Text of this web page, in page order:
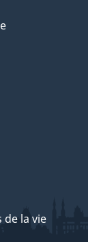
de la vie